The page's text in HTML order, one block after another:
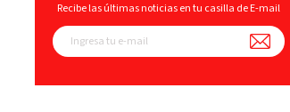
Recibe las últimas noticias en tu casilla de E-mail